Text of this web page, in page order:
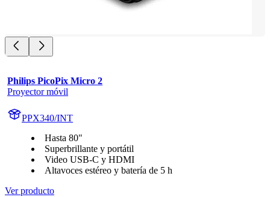
Philips PicoPix Micro 2
Proyector móvil
PPX340/INT
Hasta 80"
Superbrillante y portátil
Video USB-C y HDMI
Altavoces estéreo y batería de 5 h
Ver producto